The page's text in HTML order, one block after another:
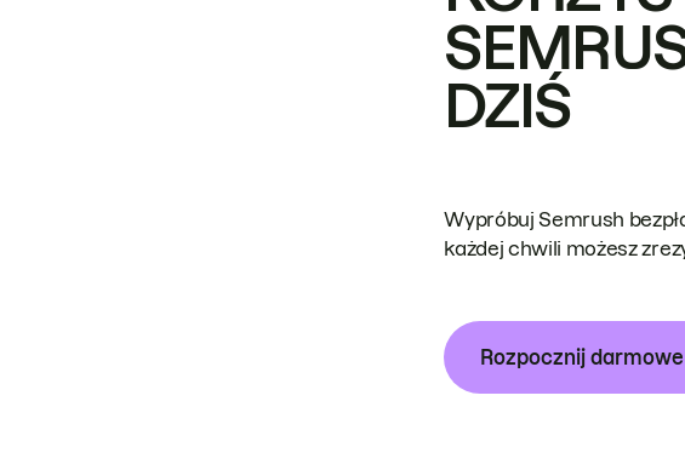
DZIŚ
Wypróbuj Semrush
każdej chwili możesz
Rozpocznij